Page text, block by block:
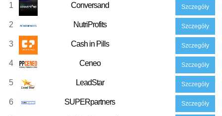
1 Conversand Szczegóły
2 NutriProfits Szczegóły
3 Cash in Pills Szczegóły
4 Ceneo Szczegóły
5 LeadStar Szczegóły
6 SUPERpartners Szczegóły